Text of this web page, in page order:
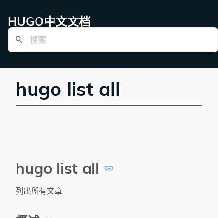
HUGO中文文档
hugo list all
hugo list all
列出所有文章